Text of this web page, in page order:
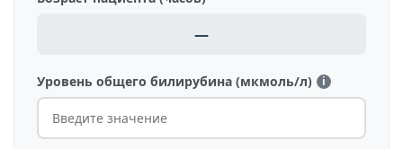
—
Уровень общего билирубина (мкмоль/л) i